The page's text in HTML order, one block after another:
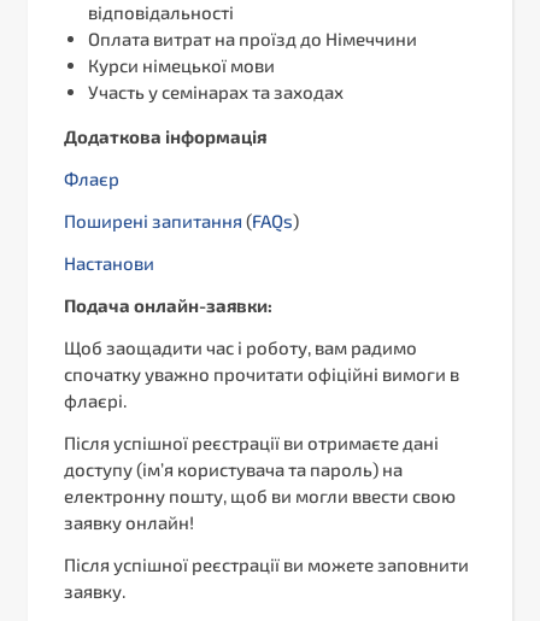
відповідальності
Оплата витрат на проїзд до Німеччини
Курси німецької мови
Участь у семінарах та заходах
Додаткова інформація
Флаєр
Поширені запитання (FAQs)
Настанови
Подача онлайн-заявки:
Щоб заощадити час і роботу, вам радимо
спочатку уважно прочитати офіційні вимоги в
флаєрі.
Після успішної реєстрації ви отримаєте дані
доступу (ім’я користувача та пароль) на
електронну пошту, щоб ви могли ввести свою
заявку онлайн!
Після успішної реєстрації ви можете заповнити
заявку.